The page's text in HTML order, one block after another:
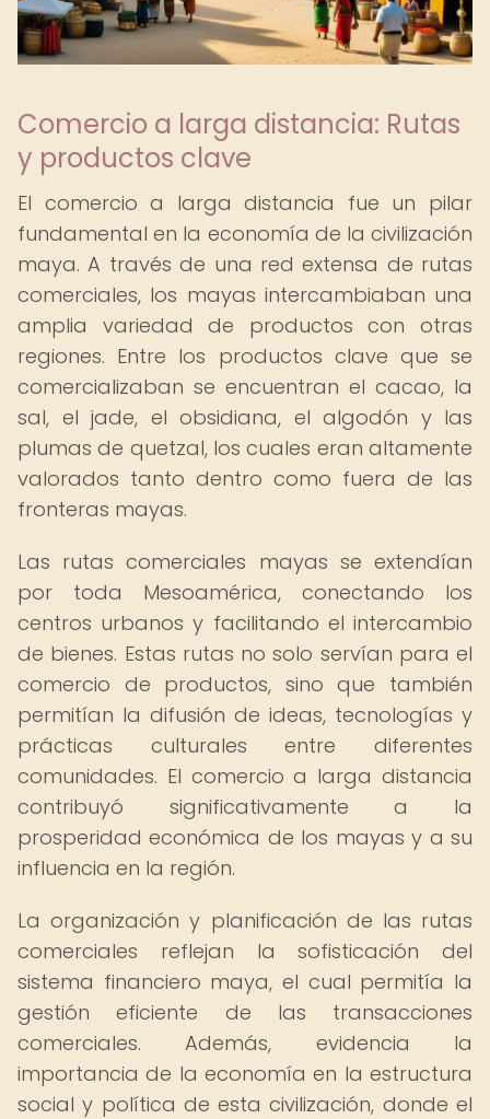
Comercio a larga distancia: Rutas
y productos clave
El comercio a larga distancia fue un pilar
fundamental en la economía de la civilización
maya. A través de una red extensa de rutas
comerciales, los mayas intercambiaban una
amplia variedad de productos con otras
regiones. Entre los productos clave que se
comercializaban se encuentran el cacao, la
sal, el jade, el obsidiana, el algodón y las
plumas de quetzal, los cuales eran altamente
valorados tanto dentro como fuera de las
fronteras mayas.
Las rutas comerciales mayas se extendían
por toda Mesoamérica, conectando los
centros urbanos y facilitando el intercambio
de bienes. Estas rutas no solo servían para el
comercio de productos, sino que también
permitían la difusión de ideas, tecnologías y
prácticas culturales entre diferentes
comunidades. El comercio a larga distancia
contribuyó significativamente a la
prosperidad económica de los mayas y a su
influencia en la región.
La organización y planificación de las rutas
comerciales reflejan la sofisticación del
sistema financiero maya, el cual permitía la
gestión eficiente de las transacciones
comerciales. Además, evidencia la
importancia de la economía en la estructura
social y política de esta civilización, donde el